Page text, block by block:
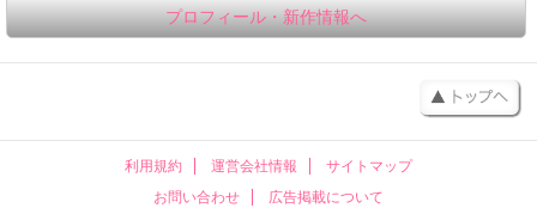
プロフィール・新作情報へ
利用規約 運営会社情報
サイトマップ
お問い合わせ
広告掲載について